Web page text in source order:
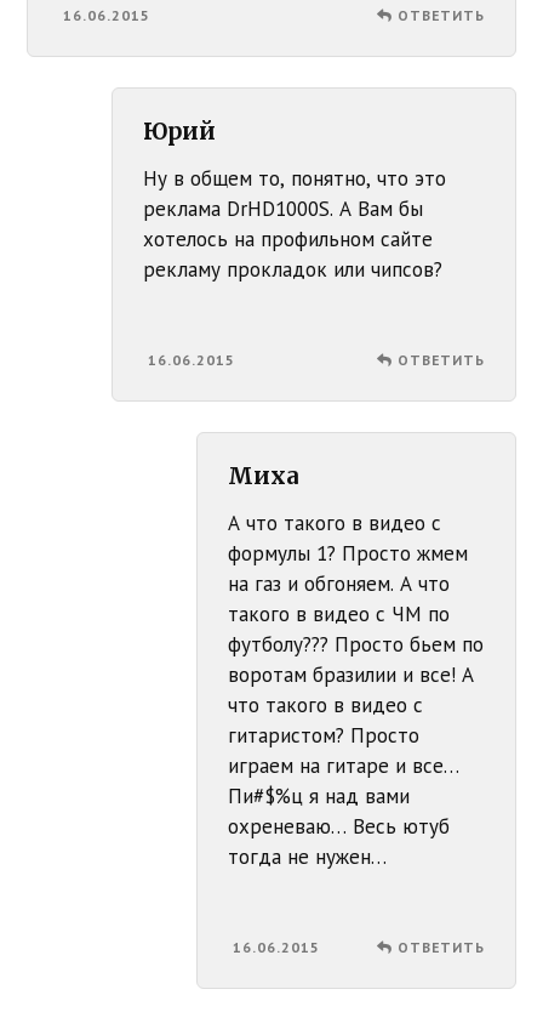
16.06.2015 ОТВЕТИТЬ
Юрий
Ну в общем то, понятно, что это
реклама DrHD1000S. А Вам бы
хотелось на профильном сайте
рекламу прокладок или чипсов?
16.06.2015 ОТВЕТИТЬ
Миха
А что такого в видео с
формулы 1? Просто жмем
на газ и обгоняем. А что
такого в видео с ЧМ по
футболу??? Просто бьем по
воротам бразилии и все! А
что такого в видео с
гитаристом? Просто
играем на гитаре и все…
Пи#$%ц я над вами
охреневаю… Весь ютуб
тогда не нужен…
16.06.2015 ОТВЕТИТЬ